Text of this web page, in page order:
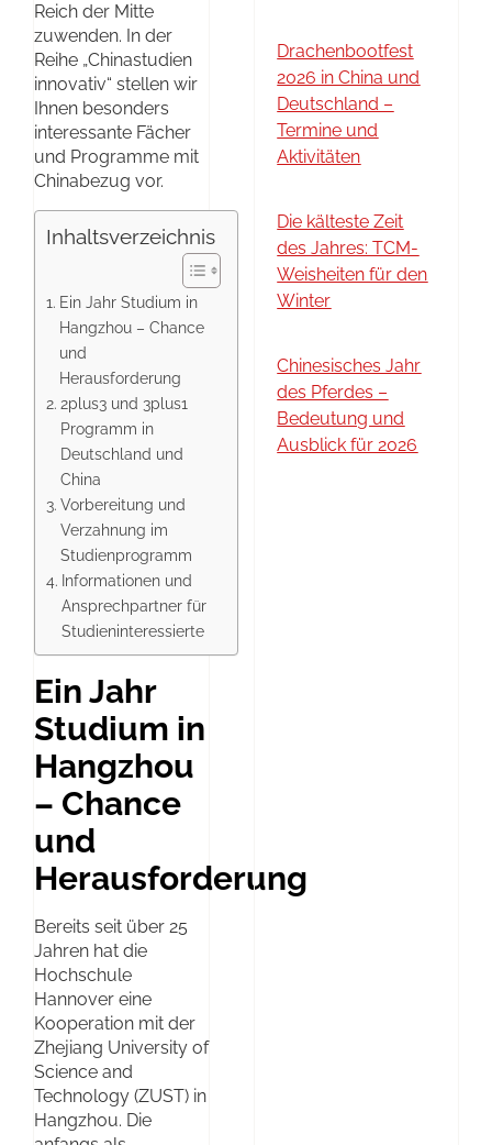
Reich der Mitte
zuwenden. In der
Reihe „Chinastudien
innovativ“ stellen wir
Ihnen besonders
interessante Fächer
und Programme mit
Chinabezug vor.
Inhaltsverzeichnis
Ein Jahr Studium in
Hangzhou – Chance
und
Herausforderung
2plus3 und 3plus1
Programm in
Deutschland und
China
Vorbereitung und
Verzahnung im
Studienprogramm
Informationen und
Ansprechpartner für
Studieninteressierte
Ein Jahr
Studium in
Hangzhou
– Chance
und
Herausforderung
Bereits seit über 25
Jahren hat die
Hochschule
Hannover eine
Kooperation mit der
Zhejiang University of
Science and
Technology (ZUST) in
Hangzhou. Die
Drachenbootfest
2026 in China und
Deutschland –
Termine und
Aktivitäten
Die kälteste Zeit
des Jahres: TCM-
Weisheiten für den
Winter
Chinesisches Jahr
des Pferdes –
Bedeutung und
Ausblick für 2026